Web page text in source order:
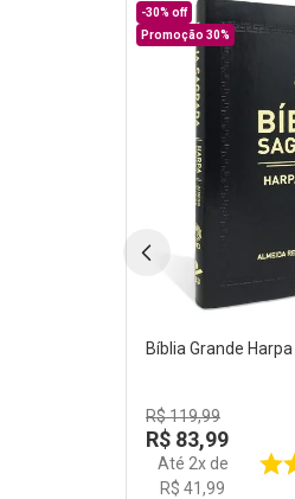
-30% off
Promoção 30%
R$119,99
R$ 83,99
Até 2x de
R$ 41,99